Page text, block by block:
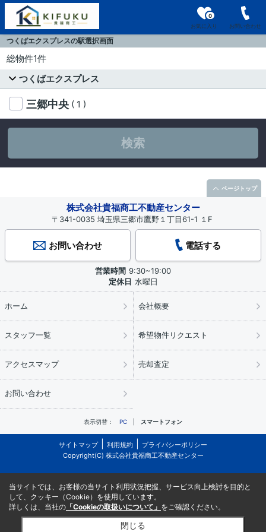
お気に入り
0
お問い合わせ
つくばエクスプレスの駅選択画面
総物件1件
つくばエクスプレス
三郷中央 ( 1 )
検索
株式会社貴福商工不動産センター
〒341-0035 埼玉県三郷市鷹野１丁目61-1 １F
お問い合わせ 電話する
営業時間 9:30~19:00
定休日 水曜日
ホーム 会社概要
スタッフ一覧 希望物件リクエスト
アクセスマップ 売却査定
お問い合わせ
表示切替： PC スマートフォン
サイトマップ 利用規約
プライバシーポリシー
Copyright(C) 株式会社貴福商工不動産センター
ページトップ
当サイトでは、お客様の当サイト利用状況把握、サービス向上検討を目的と
して、クッキー（Cookie）を使用しています。
詳しくは、当社の 「Cookieの取扱いについて」 をご確認ください。
閉じる